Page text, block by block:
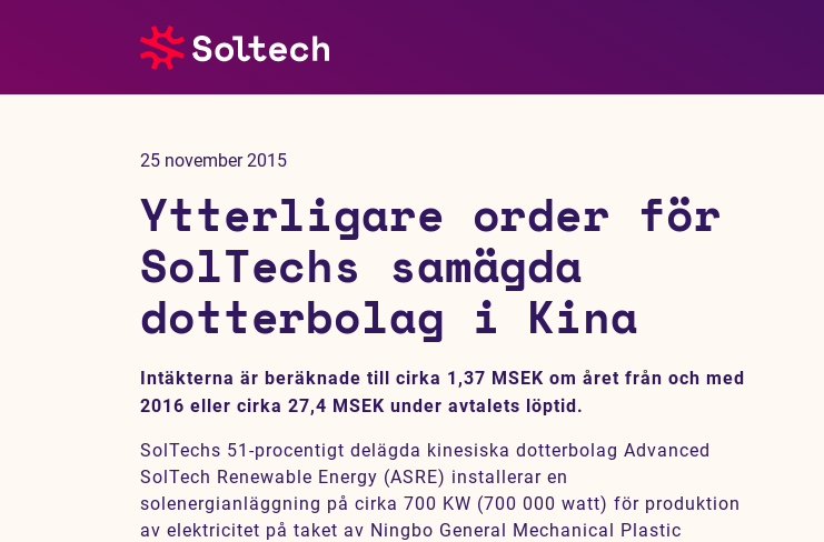
Karriär
Tjänster
Referensprojekt
25 november 2015
Ytterligare order för
SolTechs samägda
dotterbolag i Kina
Intäkterna är beräknade till cirka 1,37 MSEK om året från och med
2016 eller cirka 27,4 MSEK under avtalets löptid.
SolTechs 51-procentigt delägda kinesiska dotterbolag Advanced
SolTech Renewable Energy (ASRE) installerar en
solenergianläggning på cirka 700 KW (700 000 watt) för produktion
av elektricitet på taket av Ningbo General Mechanical Plastic